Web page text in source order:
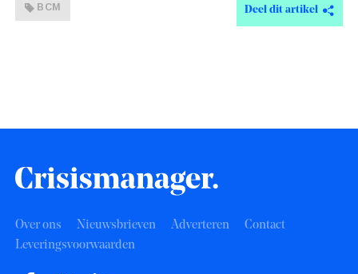
BCM Deel dit artikel
Over ons Nieuwsbrieven Adverteren
Contact
Leveringsvoorwaarden